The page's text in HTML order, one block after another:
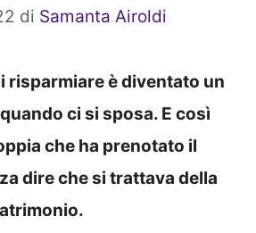
di Samanta Airoldi
risparmiare è diventato un
ci si sposa. E così
che ha prenotato il
dire che si trattava della